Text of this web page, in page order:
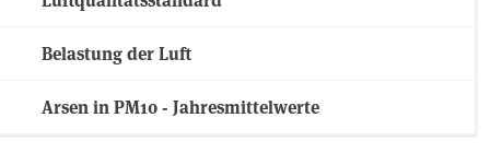
Belastung der Luft
Arsen in PM10 - Jahresmittelwerte